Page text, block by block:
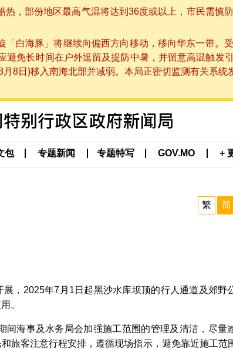
，部份地区最高气温将达到36度或以上，市民需慎
白海豚」将继续向偏西方向移动，移向华东一带。
免长时间在户外逗留及提防中暑，并留意高温触发
8日)移入南海北部并减弱。本局正密切监测有关系
包 专题新闻 专题特写 GOV.MO +
繁 简
，2025年7月1日起黑沙水库坝顶的行人通道及郊野
。
间海事及水务局会加强施工范围的管理及清洁，尽量
旅客注意行程安排，遵循现场指示，避免靠近施工范